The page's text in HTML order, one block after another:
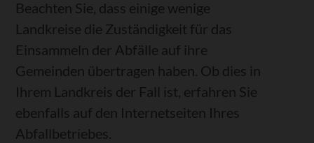
Beachten Sie, dass einige wenige
Landkreise die Zuständigkeit für das
Einsammeln der Abfälle auf ihre
Gemeinden übertragen haben. Ob dies in
Ihrem Landkreis der Fall ist, erfahren Sie
ebenfalls auf den Internetseiten Ihres
Abfallbetriebes.